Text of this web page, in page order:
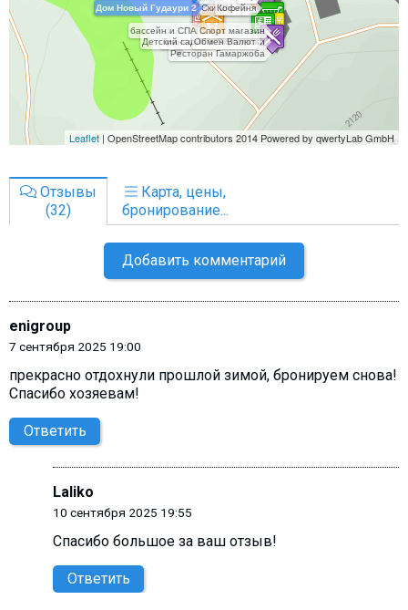
Отзывы
(32)
Карта, цены,
бронирование...
Добавить комментарий
enigroup
7 сентября 2025 19:00
прекрасно отдохнули прошлой зимой, бронируем снова!
Спасибо хозяевам!
Ответить
Laliko
10 сентября 2025 19:55
Спасибо большое за ваш отзыв!
Ответить